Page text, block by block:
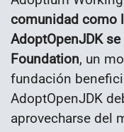
comunidad como
AdoptOpenJDK
Foundation, un
fundación
AdoptOpenJDK
aprovecharse del